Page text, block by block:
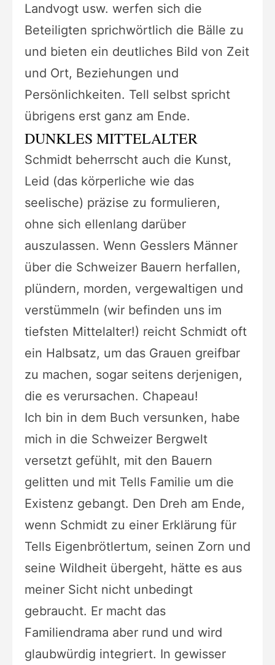
Landvogt usw. werfen sich die
Beteiligten sprichwörtlich die Bälle zu
und bieten ein deutliches Bild von Zeit
und Ort, Beziehungen und
Persönlichkeiten. Tell selbst spricht
übrigens erst ganz am Ende.
DUNKLES MITTELALTER
Schmidt beherrscht auch die Kunst,
Leid (das körperliche wie das
seelische) präzise zu formulieren,
ohne sich ellenlang darüber
auszulassen. Wenn Gesslers Männer
über die Schweizer Bauern herfallen,
plündern, morden, vergewaltigen und
verstümmeln (wir befinden uns im
tiefsten Mittelalter!) reicht Schmidt oft
ein Halbsatz, um das Grauen greifbar
zu machen, sogar seitens derjenigen,
die es verursachen. Chapeau!
Ich bin in dem Buch versunken, habe
mich in die Schweizer Bergwelt
versetzt gefühlt, mit den Bauern
gelitten und mit Tells Familie um die
Existenz gebangt. Den Dreh am Ende,
wenn Schmidt zu einer Erklärung für
Tells Eigenbrötlertum, seinen Zorn und
seine Wildheit übergeht, hätte es aus
meiner Sicht nicht unbedingt
gebraucht. Er macht das
Familiendrama aber rund und wird
glaubwürdig integriert. In gewisser